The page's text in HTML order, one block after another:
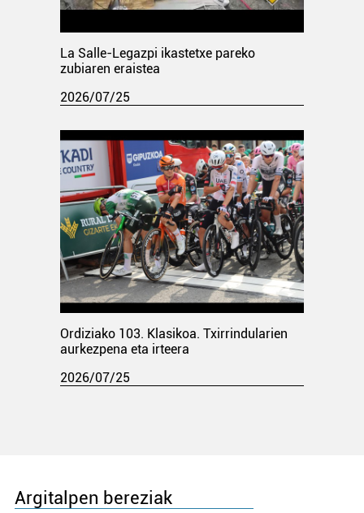
La Salle-Legazpi ikastetxe pareko
zubiaren eraistea
2026/07/25
Ordiziako 103. Klasikoa. Txirrindularien
aurkezpena eta irteera
2026/07/25
Argitalpen bereziak